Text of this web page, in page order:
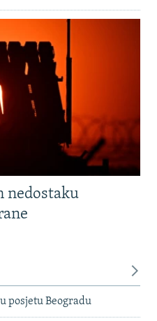
nedostaku
posjetu Beogradu